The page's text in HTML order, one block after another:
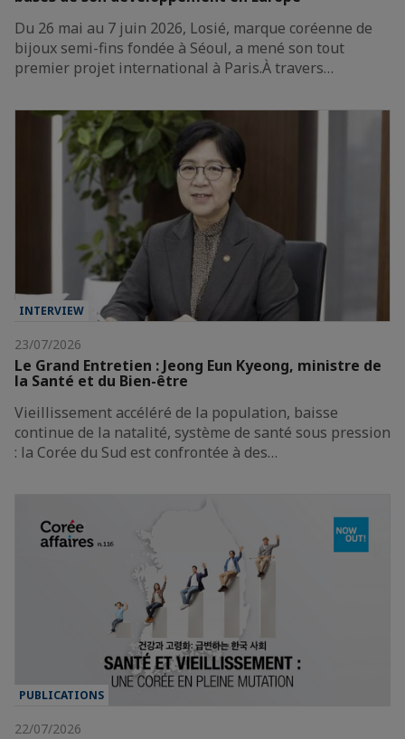
Du 26 mai au 7 juin 2026, Losié, marque coréenne de
bijoux semi-fins fondée à Séoul, a mené son tout
premier projet international à Paris.À travers…
INTERVIEW
23/07/2026
Le Grand Entretien : Jeong Eun Kyeong, ministre de
la Santé et du Bien-être
Vieillissement accéléré de la population, baisse
continue de la natalité, système de santé sous pression
: la Corée du Sud est confrontée à des…
PUBLICATIONS
22/07/2026